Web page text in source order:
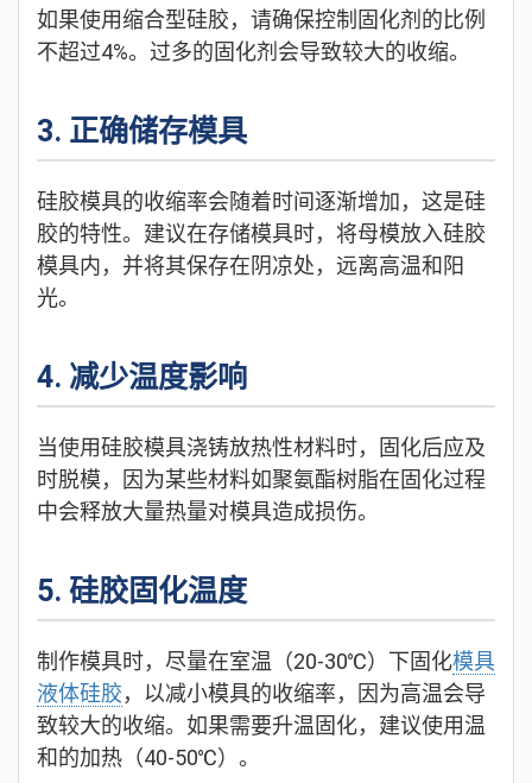
如果使用缩合型硅胶，请确保控制固化剂的比例
不超过4%。过多的固化剂会导致较大的收缩。
3. 正确储存模具
硅胶模具的收缩率会随着时间逐渐增加，这是硅
胶的特性。建议在存储模具时，将母模放入硅胶
模具内，并将其保存在阴凉处，远离高温和阳
光。
4. 减少温度影响
当使用硅胶模具浇铸放热性材料时，固化后应及
时脱模，因为某些材料如聚氨酯树脂在固化过程
中会释放大量热量对模具造成损伤。
5. 硅胶固化温度
制作模具时，尽量在室温（20-30℃）下固化模具
液体硅胶，以减小模具的收缩率，因为高温会导
致较大的收缩。如果需要升温固化，建议使用温
和的加热（40-50℃）。